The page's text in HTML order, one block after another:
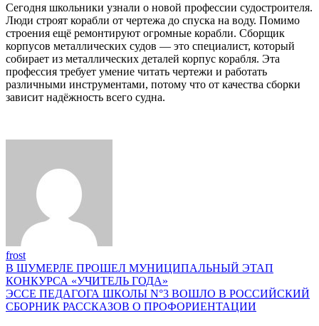
Сегодня школьники узнали о новой профессии судостроителя.
Люди строят корабли от чертежа до спуска на воду. Помимо
строения ещё ремонтируют огромные корабли. Сборщик
корпусов металлических судов — это специалист, который
собирает из металлических деталей корпус корабля. Эта
профессия требует умение читать чертежи и работать
различными инструментами, потому что от качества сборки
зависит надёжность всего судна.
frost
Навигация
по
записям
В ШУМЕРЛЕ ПРОШЕЛ МУНИЦИПАЛЬНЫЙ ЭТАП
КОНКУРСА «УЧИТЕЛЬ ГОДА»
ЭССЕ ПЕДАГОГА ШКОЛЫ N°3 ВОШЛО В РОССИЙСКИЙ
СБОРНИК РАССКАЗОВ О ПРОФОРИЕНТАЦИИ